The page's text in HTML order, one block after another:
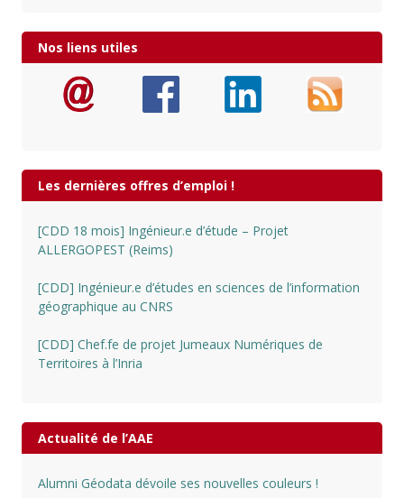
Nos liens utiles
Les dernières offres d’emploi !
[CDD 18 mois] Ingénieur.e d’étude – Projet
ALLERGOPEST (Reims)
[CDD] Ingénieur.e d’études en sciences de l’information
géographique au CNRS
[CDD] Chef.fe de projet Jumeaux Numériques de
Territoires à l’Inria
Actualité de l’AAE
Alumni Géodata dévoile ses nouvelles couleurs !